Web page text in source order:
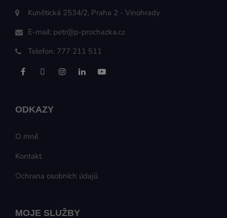
Kunětická 2534/2, Praha 2 - Vinohrady
E-mail: petr@p-prochazka.cz
Telefon: 777 211 511
ODKAZY
O mně
Kontakt
Ochrana osobních údajů
MOJE SLUŽBY